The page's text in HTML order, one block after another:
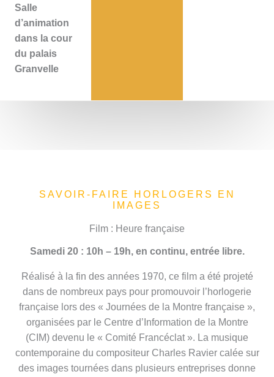
Salle
d’animation
dans la cour
du palais
Granvelle
SAVOIR-FAIRE HORLOGERS EN
IMAGES
Film : Heure française
Samedi 20 : 10h – 19h, en continu, entrée libre.
Réalisé à la fin des années 1970, ce film a été projeté
dans de nombreux pays pour promouvoir l’horlogerie
française lors des « Journées de la Montre française »,
organisées par le Centre d’Information de la Montre
(CIM) devenu le « Comité Francéclat ». La musique
contemporaine du compositeur Charles Ravier calée sur
des images tournées dans plusieurs entreprises donne